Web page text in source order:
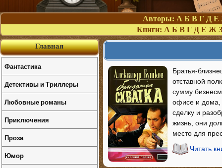
Авторы: А Б В Г Д Е
Книги: А Б В Г Д Е Ж З
Братья-
отставной
сумму
офисе и дома,
сделку и
жизнь, они
место для
Читать
Главная
Фантастика
Детективы и Триллеры
Любовные романы
Приключения
Проза
Юмор